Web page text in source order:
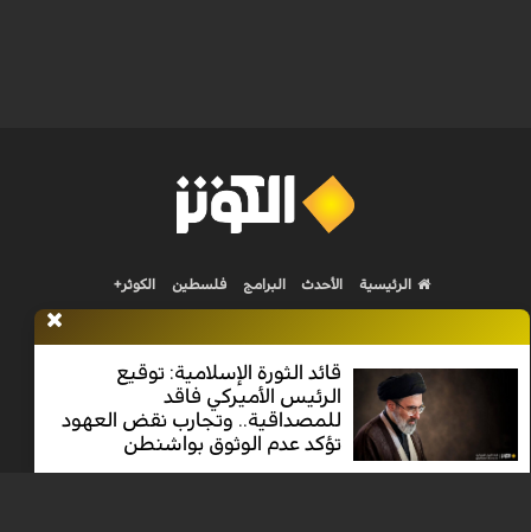
قائد الثورة الإسلامية: توقيع
الرئيس الأميركي فاقد
للمصداقية.. وتجارب نقض العهود
تؤكد عدم الوثوق بواشنطن
الرئيسية الأحدث البرامج فلسطين الكوثر+
Nilesat 11900 V | Badr 8 11747 V | Badr5 12284 V